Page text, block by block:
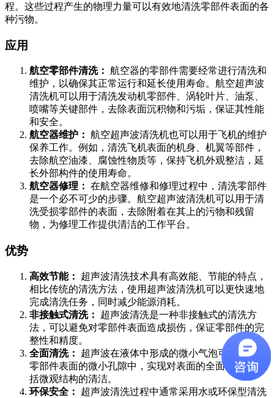
程。这些过程产生的物理力量可以有效地清洗零部件表面的各
种污物。
应用
航空零部件清洗： 航空器的零部件需要经常进行清洗和
维护，以确保其正常运行和延长使用寿命。航空超声波
清洗机可以用于清洗发动机零部件、涡轮叶片、油泵、
喷嘴等关键部件，去除表面沉积物和污垢，保证其性能
和安全。
航空器维护： 航空超声波清洗机也可以用于飞机的维护
保养工作。例如，清洗飞机表面的机身、机翼等部件，
去除航空油漆、腐蚀性物质等，保持飞机外观整洁，延
长外部构件的使用寿命。
航空器修理： 在航空器维修和修理过程中，清洗零部件
是一个必不可少的步骤。航空超声波清洗机可以用于清
洗受损零部件的表面，去除附着在其上的污物和残留
物，为修理工作提供清洁的工作平台。
优势
高效节能：
超声波清洗技术具有高效能、节能的特点，
相比传统的清洗方法，使用超声波清洗机可以更快速地
完成清洗任务，同时减少能源消耗。
非接触式清洗：
超声波清洗是一种非接触式的清洗方
法，可以避免对零部件表面造成损伤，保证零部件的完
整性和精度。
全面清洗：
超声波在液体中形成的微小气泡可以穿透到
零部件表面的微小孔隙中，实现对表面的全面清洗，包
括微观结构的清洁。
环保安全：
超声波清洗过程中通常采用水或环保型清洗